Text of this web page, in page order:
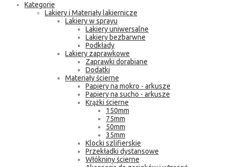
Kategorie
Lakiery i Materiały lakiernicze
Lakiery w sprayu
Lakiery uniwersalne
Lakiery bezbarwne
Podkłady
Lakiery zaprawkowe
Zaprawki dorabiane
Dodatki
Materiały ścierne
Papiery na mokro - arkusze
Papiery na sucho - arkusze
Krążki ścierne
150mm
75mm
50mm
35mm
Klocki szlifierskie
Przekładki dystansowe
Włókniny ścierne